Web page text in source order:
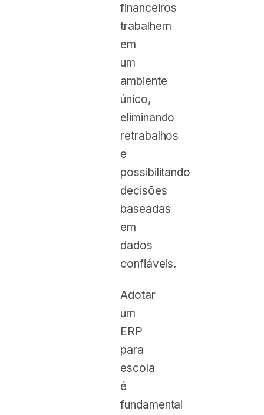
financeiros
trabalhem
em
um
ambiente
único,
eliminando
retrabalhos
e
possibilitando
decisões
baseadas
em
dados
confiáveis.
Adotar
um
ERP
para
escola
é
fundamental